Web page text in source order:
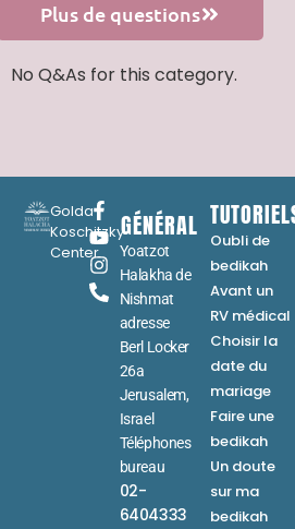
Plus de questions
No Q&As for this category.
Golda
Koschitzky
Center
GÉNÉRAL
Yoatzot
Halakha de
Nishmat
adresse
Berl Locker
26a
Jerusalem,
Israel
Téléphones
bureau
02-
6404333
Oubli de
bedikah
Avant un
RV médical
Choisir la
date du
mariage
Faire une
bedikah
Un doute
sur ma
bedikah